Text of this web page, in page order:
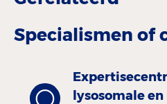
Specialismen of
lysosomale